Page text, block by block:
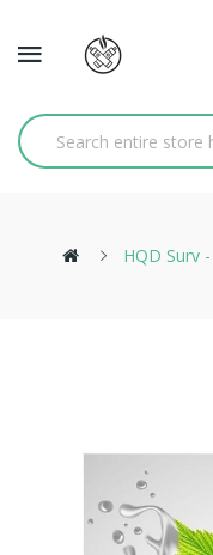
HQD Surv